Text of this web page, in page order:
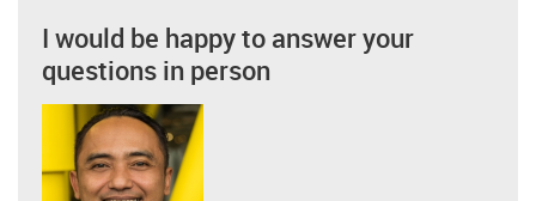
I would be happy to answer your
questions in person